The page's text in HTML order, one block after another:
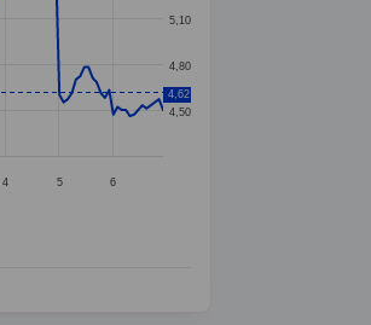
4 5 6
4,50
4,80
5,10
4,62